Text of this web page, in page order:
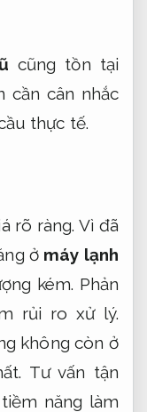
cũng tồn tại
cần cân nhắc
thực tế.
rõ ràng. Vì đã
ở máy lạnh
kém. Phản
rủi ro xử lý.
không còn ở
Tư vấn tận
năng làm